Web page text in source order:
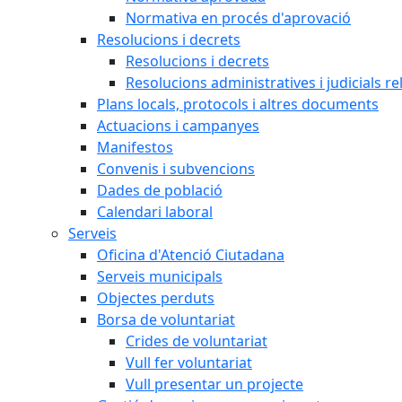
Normativa en procés d'aprovació
Resolucions i decrets
Resolucions i decrets
Resolucions administratives i judicials
Plans locals, protocols i altres documents
Actuacions i campanyes
Manifestos
Convenis i subvencions
Dades de població
Calendari laboral
Serveis
Oficina d'Atenció Ciutadana
Serveis municipals
Objectes perduts
Borsa de voluntariat
Crides de voluntariat
Vull fer voluntariat
Vull presentar un projecte